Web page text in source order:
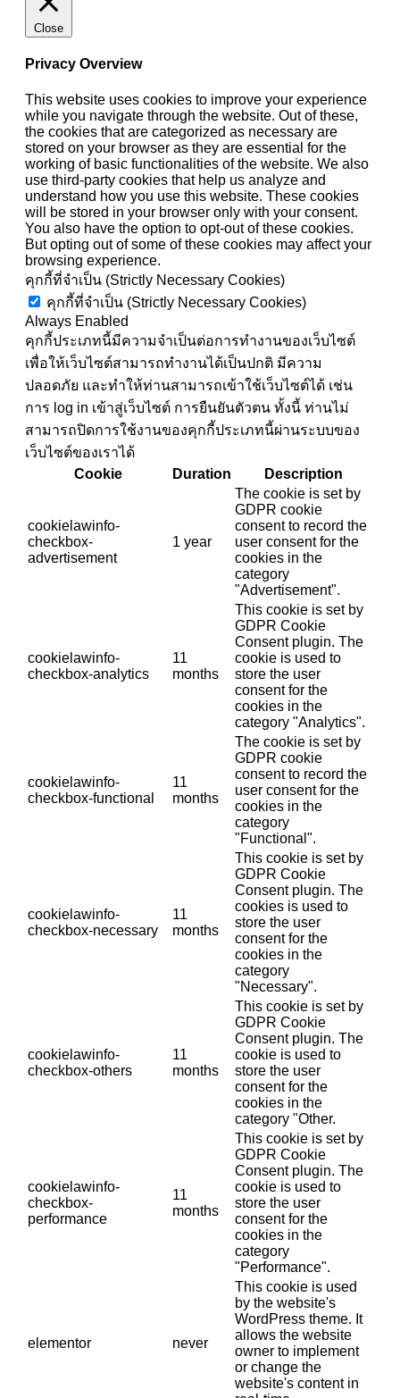
Close
Privacy Overview
This website uses cookies to improve your experience
while you navigate through the website. Out of these,
the cookies that are categorized as necessary are
stored on your browser as they are essential for the
working of basic functionalities of the website. We also
use third-party cookies that help us analyze and
understand how you use this website. These cookies
will be stored in your browser only with your consent.
You also have the option to opt-out of these cookies.
But opting out of some of these cookies may affect your
browsing experience.
คุกกี้ที่จำเป็น (Strictly Necessary Cookies)
คุกกี้ที่จำเป็น (Strictly Necessary Cookies)
Always Enabled
คุกกี้ประเภทนี้มีความจำเป็นต่อการทำงานของเว็บไซต์
เพื่อให้เว็บไซต์สามารถทำงานได้เป็นปกติ มีความ
ปลอดภัย และทำให้ท่านสามารถเข้าใช้เว็บไซต์ได้ เช่น
การ log in เข้าสู่เว็บไซต์ การยืนยันตัวตน ทั้งนี้ ท่านไม่
สามารถปิดการใช้งานของคุกกี้ประเภทนี้ผ่านระบบของ
เว็บไซต์ของเราได้
Cookie
Duration Description
cookielawinfo-
checkbox-
advertisement
1 year
The cookie is set by
GDPR cookie
consent to record the
user consent for the
cookies in the
category
"Advertisement".
cookielawinfo-
checkbox-analytics
11
months
This cookie is set by
GDPR Cookie
Consent plugin. The
cookie is used to
store the user
consent for the
cookies in the
category "Analytics".
cookielawinfo-
checkbox-functional
11
months
The cookie is set by
GDPR cookie
consent to record the
user consent for the
cookies in the
category
"Functional".
cookielawinfo-
checkbox-necessary
11
months
This cookie is set by
GDPR Cookie
Consent plugin. The
cookies is used to
store the user
consent for the
cookies in the
category
"Necessary".
cookielawinfo-
checkbox-others
11
months
This cookie is set by
GDPR Cookie
Consent plugin. The
cookie is used to
store the user
consent for the
cookies in the
category "Other.
cookielawinfo-
checkbox-
performance
11
months
This cookie is set by
GDPR Cookie
Consent plugin. The
cookie is used to
store the user
consent for the
cookies in the
category
"Performance".
elementor never
This cookie is used
by the website's
WordPress theme. It
allows the website
owner to implement
or change the
website's content in